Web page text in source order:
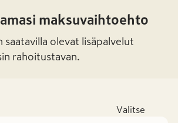
maksuvaihtoehto
saatavilla olevat lisäpalvelut
rahoitustavan.
Valitse